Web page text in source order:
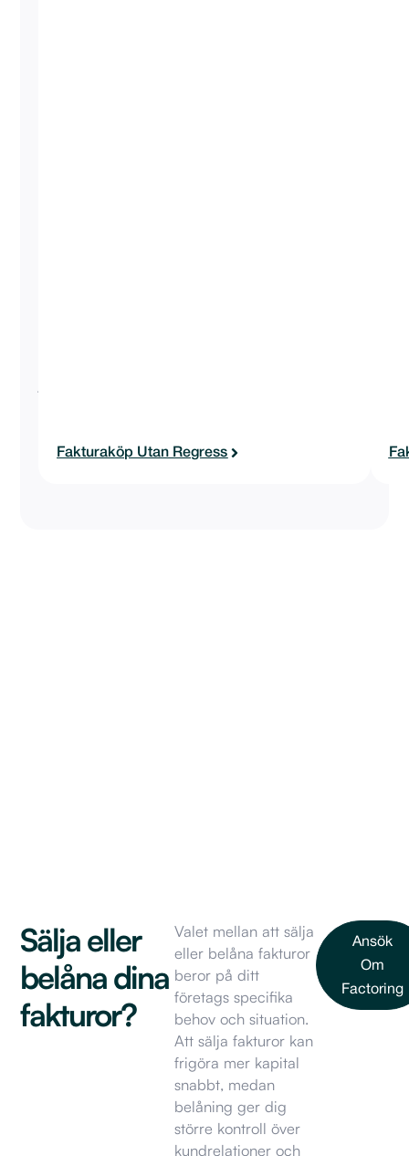
Fakturaköp Utan Regress
Sälja eller
belåna dina
fakturor?
Valet mellan att sälja
eller belåna fakturor
beror på ditt
företags specifika
behov och situation.
Att sälja fakturor kan
frigöra mer kapital
snabbt, medan
belåning ger dig
större kontroll över
kundrelationer och
Ansök
Om
Factoring